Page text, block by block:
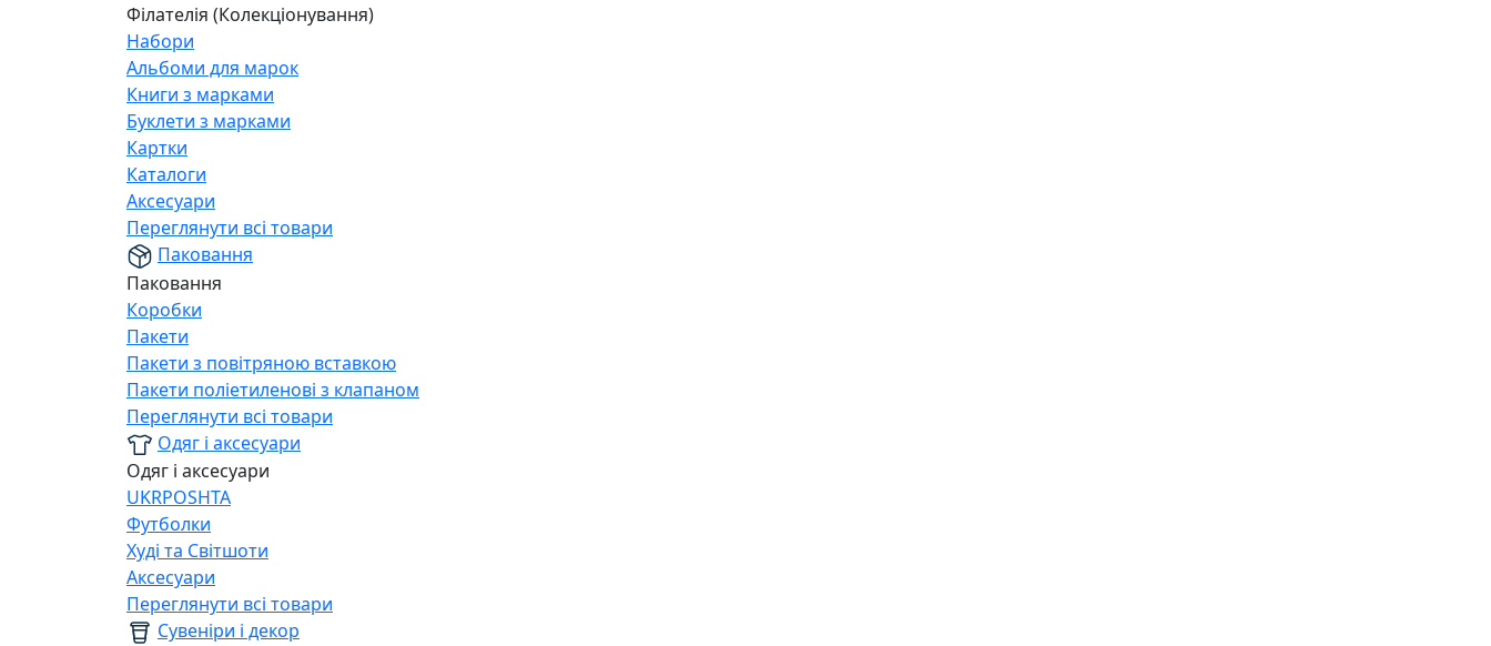
Філателія (Колекціонування)
Набори
Альбоми для марок
Книги з марками
Буклети з марками
Картки
Каталоги
Аксесуари
Переглянути всі товари
Паковання
Паковання
Коробки
Пакети
Пакети з повітряною вставкою
Пакети поліетиленові з клапаном
Переглянути всі товари
Одяг і аксесуари
Одяг і аксесуари
UKRPOSHTA
Футболки
Худі та Світшоти
Аксесуари
Переглянути всі товари
Сувеніри і декор